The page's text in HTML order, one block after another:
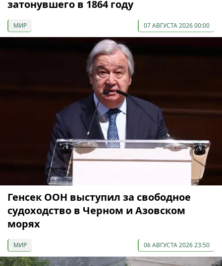
затонувшего в 1864 году
МИР 07 АВГУСТА 2026 00:00
Генсек ООН выступил за свободное
судоходство в Черном и Азовском
морях
МИР 06 АВГУСТА 2026 23:50